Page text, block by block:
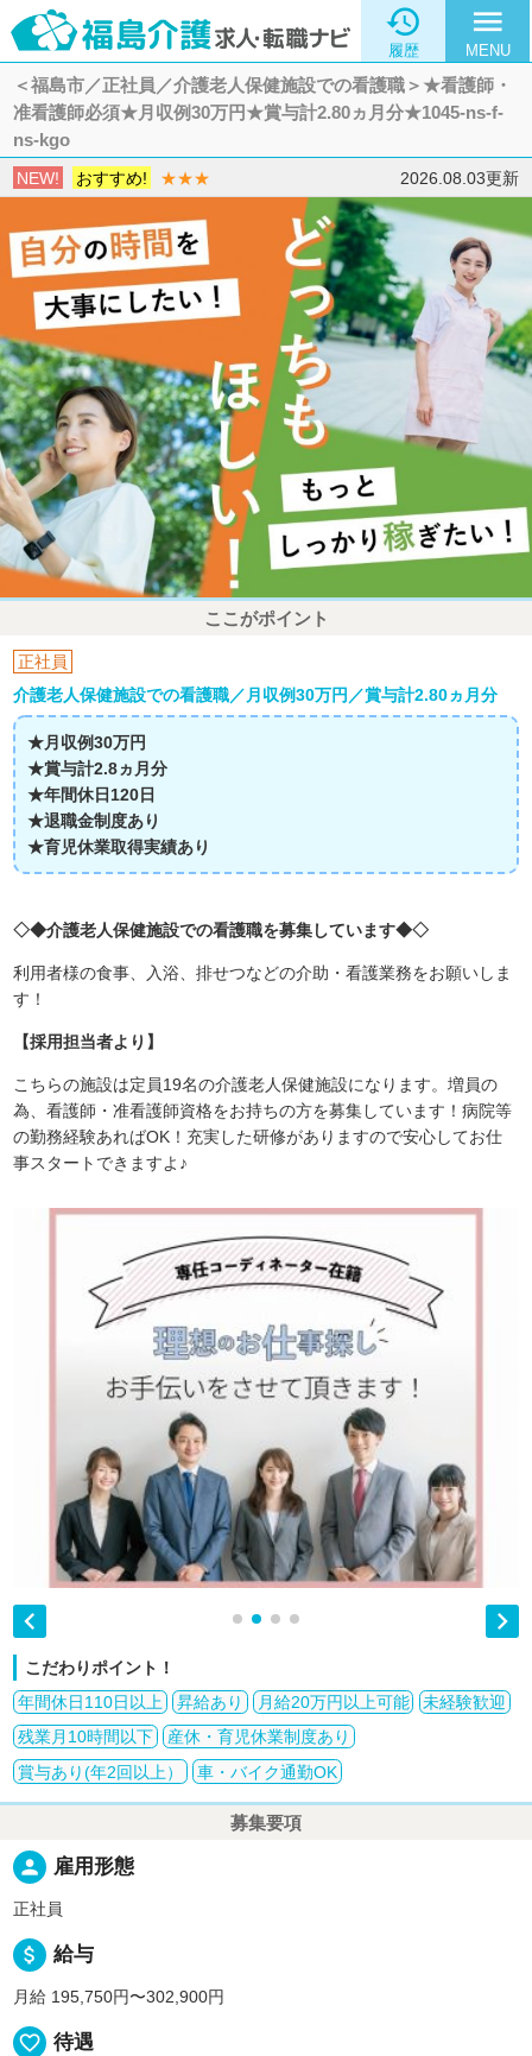

履歴
menu
MENU
＜福島市／正社員／介護老人保健施設での看護職＞★看護師・
准看護師必須★月収例30万円★賞与計2.80ヵ月分★1045-ns-f-
ns-kgo
NEW! おすすめ! ★★★ 2026.08.03更新
ここがポイント
正社員
介護老人保健施設での看護職／月収例30万円／賞与計2.80ヵ月分
★月収例30万円
★賞与計2.8ヵ月分
★年間休日120日
★退職金制度あり
★育児休業取得実績あり
◇◆介護老人保健施設での看護職を募集しています◆◇
利用者様の食事、入浴、排せつなどの介助・看護業務をお願いしま
す！
【採用担当者より】
こちらの施設は定員19名の介護老人保健施設になります。増員の
為、看護師・准看護師資格をお持ちの方を募集しています！病院等
の勤務経験あればOK！充実した研修がありますので安心してお仕
事スタートできますよ♪
 
こだわりポイント！
年間休日110日以上
昇給あり 月給20万円以上可能
未経験歓迎
残業月10時間以下
産休・育児休業制度あり
賞与あり(年2回以上）
車・バイク通勤OK
募集要項
person 雇用形態
正社員
attach_money 給与
月給 195,750円〜302,900円
favorite_border 待遇